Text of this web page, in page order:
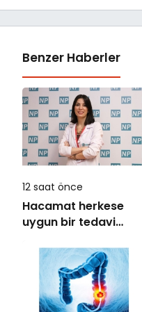
Benzer Haberler
12 saat önce
Hacamat herkese
uygun bir tedavi